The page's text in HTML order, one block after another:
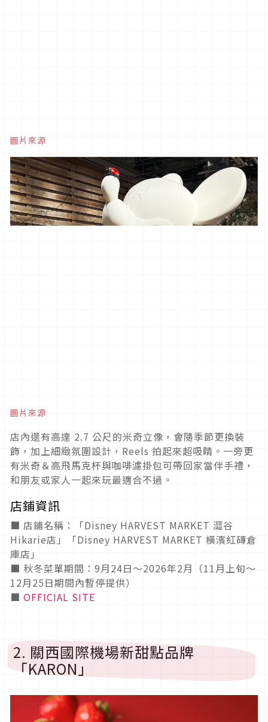
圖片來源
圖片來源
店內還有高達 2.7 公尺的米奇立像，會隨季節更換裝
飾，加上細緻氛圍設計，Reels 拍起來超吸睛。一旁更
有米奇＆高飛馬克杯與咖啡濾掛包可帶回家當伴手禮，
和朋友或家人一起來玩最適合不過。
店鋪資訊
■ 店鋪名稱：「Disney HARVEST MARKET 澀谷
Hikarie店」「Disney HARVEST MARKET 橫濱紅磚倉
庫店」
■ 秋冬菜單期間：9月24日〜2026年2月（11月上旬～
12月25日期間內暫停提供）
■ OFFICIAL SITE
2. 關西國際機場新甜點品牌
「KARON」